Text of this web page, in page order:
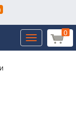
0
Toggle
navigation